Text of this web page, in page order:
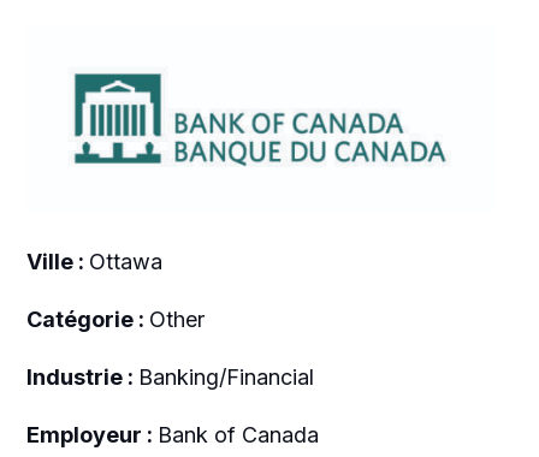
Ville : Ottawa
Catégorie : Other
Industrie : Banking/Financial
Employeur : Bank of Canada